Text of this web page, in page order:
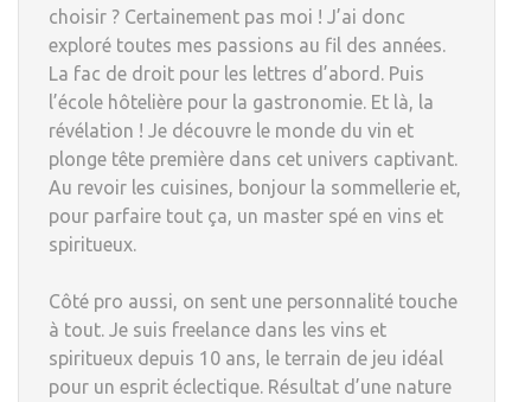
choisir ? Certainement pas moi ! J’ai donc
exploré toutes mes passions au fil des années.
La fac de droit pour les lettres d’abord. Puis
l’école hôtelière pour la gastronomie. Et là, la
révélation ! Je découvre le monde du vin et
plonge tête première dans cet univers captivant.
Au revoir les cuisines, bonjour la sommellerie et,
pour parfaire tout ça, un master spé en vins et
spiritueux.
Côté pro aussi, on sent une personnalité touche
à tout. Je suis freelance dans les vins et
spiritueux depuis 10 ans, le terrain de jeu idéal
pour un esprit éclectique. Résultat d’une nature